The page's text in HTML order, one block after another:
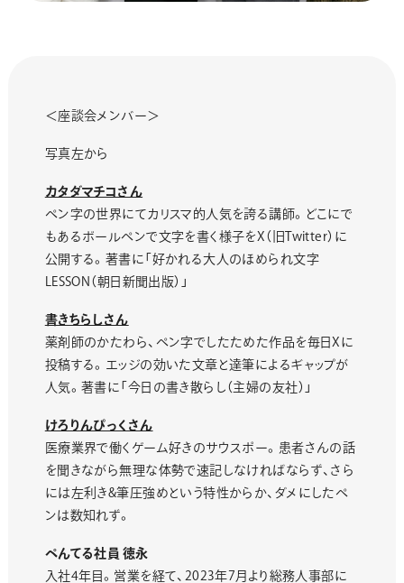
＜座談会メンバー＞
写真左から
カタダマチコさん
ペン字の世界にてカリスマ的人気を誇る講師。どこにで
もあるボールペンで文字を書く様子をX（旧Twitter）に
公開する。著書に「好かれる大人のほめられ文字
LESSON（朝日新聞出版）」
書きちらしさん
薬剤師のかたわら、ペン字でしたためた作品を毎日Xに
投稿する。エッジの効いた文章と達筆によるギャップが
人気。著書に「今日の書き散らし（主婦の友社）」
けろりんぴっくさん
医療業界で働くゲーム好きのサウスポー。患者さんの話
を聞きながら無理な体勢で速記しなければならず、さら
には左利き&筆圧強めという特性からか、ダメにしたペ
ンは数知れず。
ぺんてる社員 徳永
入社4年目。営業を経て、2023年7月より総務人事部に